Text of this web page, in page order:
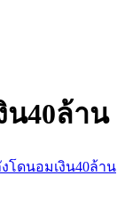
40ล้าน
โดนอมเงิน40ล้าน